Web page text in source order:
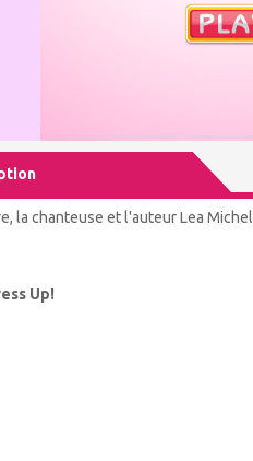
la chanteuse et l'auteur Lea
Up!